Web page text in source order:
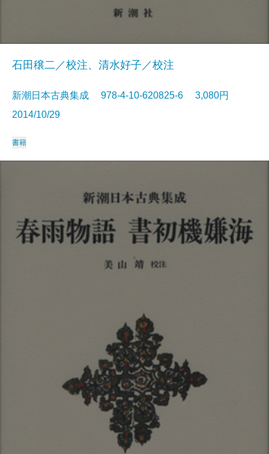
石田穣二／校注、清水好子／校注
新潮日本古典集成 978-4-10-620825-6 3,080円
2014/10/29
書籍